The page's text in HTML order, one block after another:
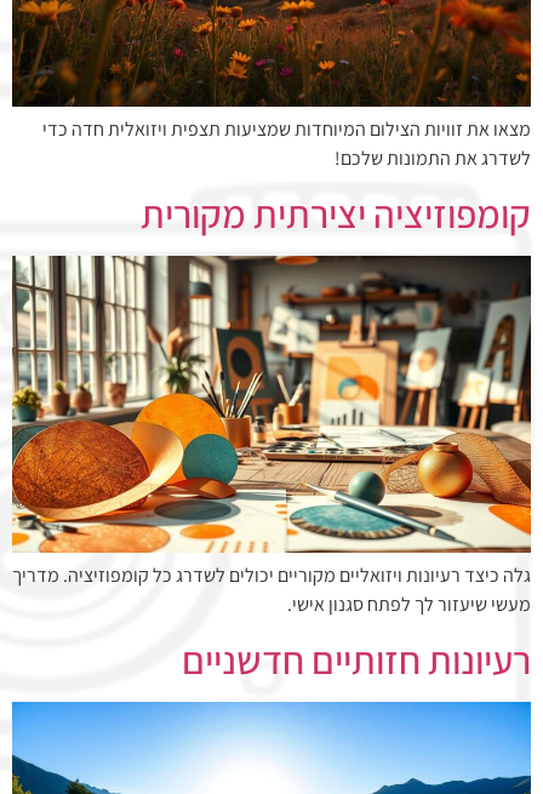
מצאו את זוויות הצילום המיוחדות שמציעות תצפית ויזואלית חדה כדי
לשדרג את התמונות שלכם!
קומפוזיציה יצירתית מקורית
גלה כיצד רעיונות ויזואליים מקוריים יכולים לשדרג כל קומפוזיציה. מדריך
מעשי שיעזור לך לפתח סגנון אישי.
רעיונות חזותיים חדשניים